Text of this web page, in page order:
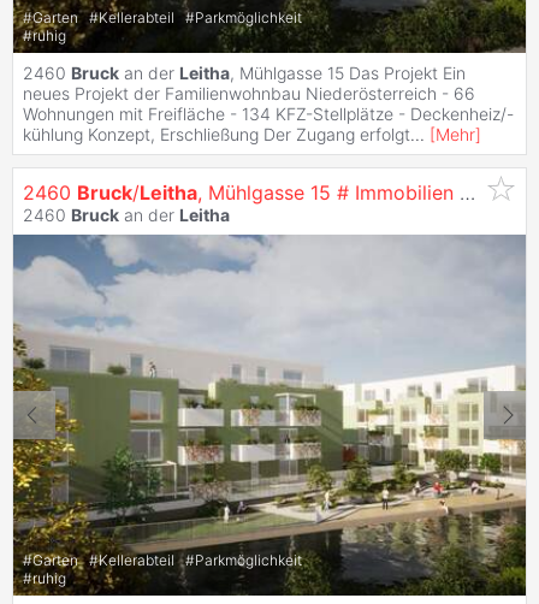
#Garten #Kellerabteil #Parkmöglichkeit
#ruhig
2460 Bruck an der Leitha, Mühlgasse 15 Das Projekt Ein
neues Projekt der Familienwohnbau Niederösterreich - 66
Wohnungen mit Freifläche - 134 KFZ-Stellplätze - Deckenheiz/-
kühlung Konzept, Erschließung Der Zugang erfolgt... [Mehr]
2460 Bruck/Leitha, Mühlgasse 15 # Immobilien Eigentum
2460 Bruck an der Leitha
#Garten #Kellerabteil #Parkmöglichkeit
#ruhig